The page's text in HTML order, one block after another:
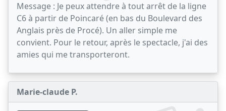
Message : Je peux attendre à tout arrêt de la ligne
C6 à partir de Poincaré (en bas du Boulevard des
Anglais près de Procé). Un aller simple me
convient. Pour le retour, après le spectacle, j'ai des
amies qui me transporteront.
Marie-claude P.